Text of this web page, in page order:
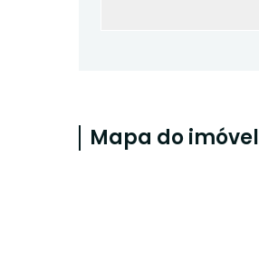
Mapa do imóvel